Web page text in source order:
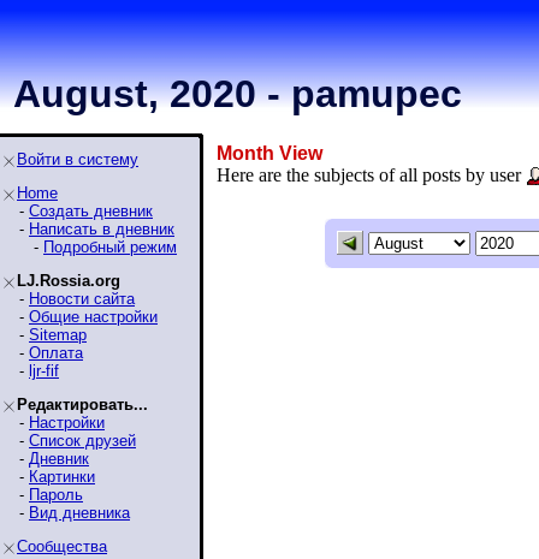
August, 2020 - pamupec
Войти в систему
Home
- Создать дневник
- Написать в дневник
- Подробный режим
LJ.Rossia.org
- Новости сайта
- Общие настройки
- Sitemap
- Оплата
- ljr-fif
Редактировать...
- Настройки
- Список друзей
- Дневник
- Картинки
- Пароль
- Вид дневника
Сообщества
Month View
Here are the subjects of all posts by user